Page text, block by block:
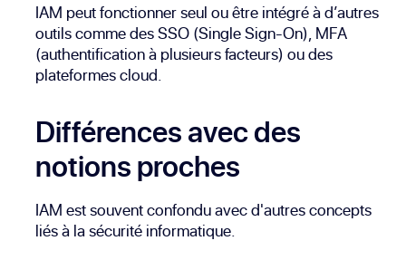
IAM peut fonctionner seul ou être intégré à d’autres
outils comme des SSO (Single Sign-On), MFA
(authentification à plusieurs facteurs) ou des
plateformes cloud.
Différences avec des
notions proches
IAM est souvent confondu avec d'autres concepts
liés à la sécurité informatique.